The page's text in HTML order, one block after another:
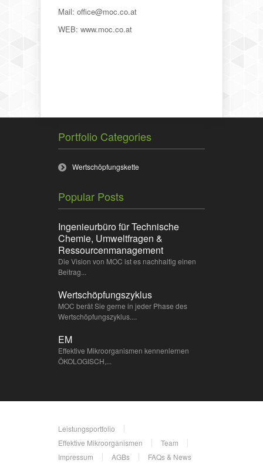
Mail: office@moc.co.at
WEB: www.moc.co.at
Portfolio Categories
Wertschöpfungskette
Popular Posts
Ingenieurbüro für Technische
Chemie, Umweltfragen &
Ressourcenmanagement
Die Vision von MOC ist es nachhaltig einen
Beitrag...
Wertschöpfungszyklus
MOC berät Sie gerne in jeder Phase des
Wertschöpfungszyklus....
EM
Effektive Mikroorganismen kennenlernen
ÖKOLOGISCH,...
Leistungsportfolio
Effektive Mikroorganismen
Team
Impressum
AGBs FAQs & News